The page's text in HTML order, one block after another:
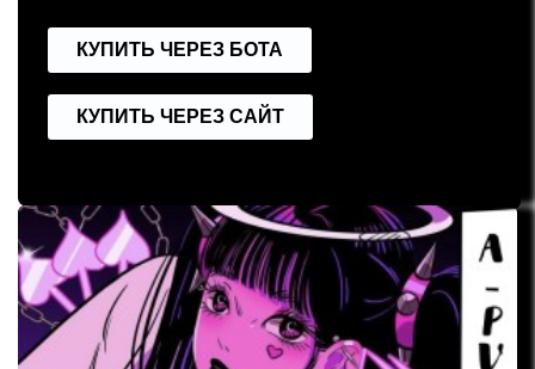
КУПИТЬ ЧЕРЕЗ БОТА
КУПИТЬ ЧЕРЕЗ САЙТ